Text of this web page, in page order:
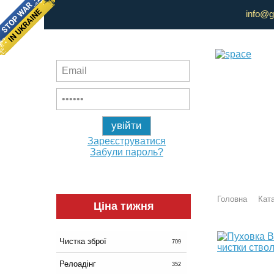
Зареєструватися
Забули пароль?
Ціна тижня
Чистка зброї 709
Релоадінг 352
Головна